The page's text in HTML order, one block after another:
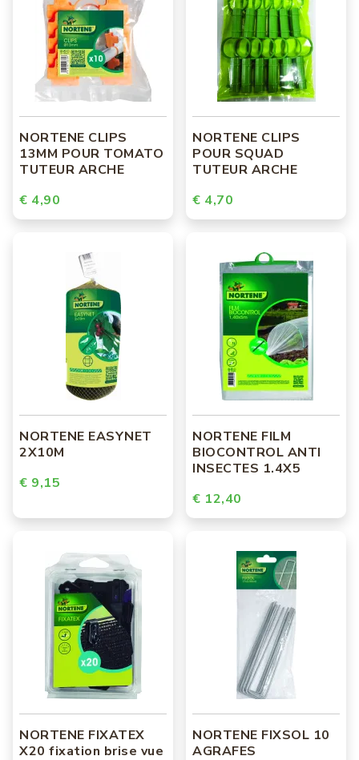
NORTENE CLIPS
13MM POUR TOMATO
TUTEUR ARCHE
€ 4,90
NORTENE CLIPS
POUR SQUAD
TUTEUR ARCHE
€ 4,70
NORTENE EASYNET
2X10M
€ 9,15
NORTENE FILM
BIOCONTROL ANTI
INSECTES 1.4X5
€ 12,40
NORTENE FIXATEX
X20 fixation brise vue
NORTENE FIXSOL 10
AGRAFES